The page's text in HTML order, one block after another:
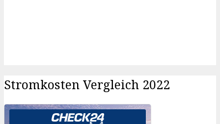
Stromkosten Vergleich 2022